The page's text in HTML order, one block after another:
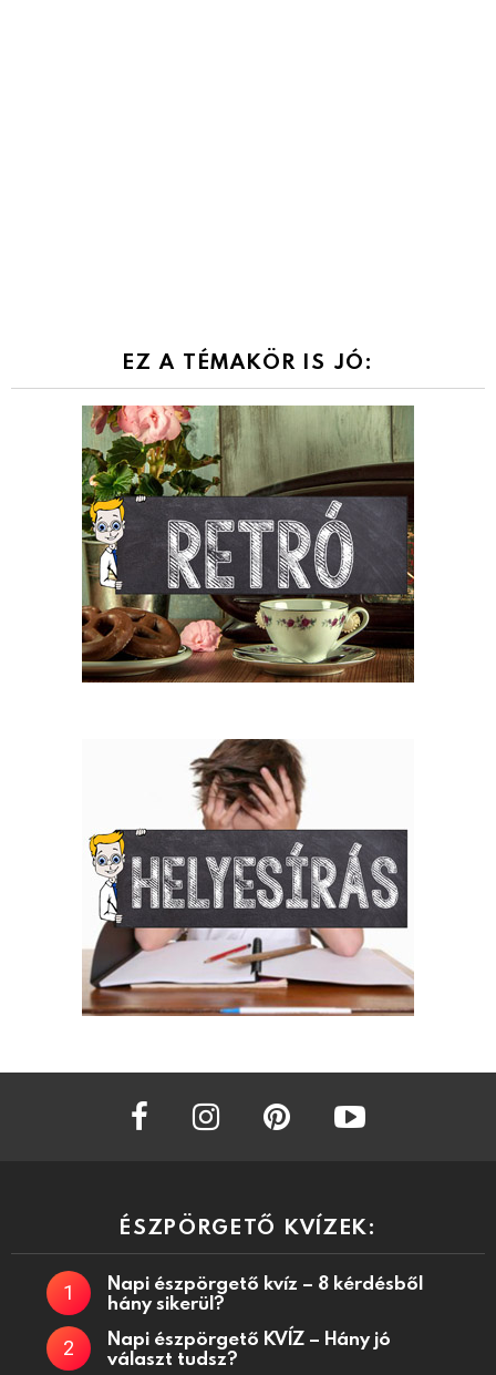
EZ A TÉMAKÖR IS JÓ:
facebook instagram
ÉSZPÖRGETŐ KVÍZEK:
Napi észpörgető kvíz – 8 kérdésből
hány sikerül?
Napi észpörgető KVÍZ – Hány jó
választ tudsz?